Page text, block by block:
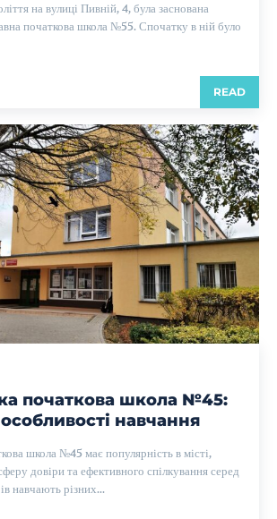
на вулиці Пивній, 4, була заснована
початкова школа №55. Спочатку в ній було
READ
початкова школа №45:
особливості навчання
школа №45 має популярність в місті,
довіри та ефективного спілкування серед
навчають різних...